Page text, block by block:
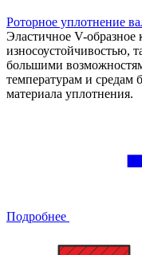
Роторное уплотнение
Эластичное V-образное
износоустойчивостью,
большими
температурам и средам
материала уплотнения.
Подробнее